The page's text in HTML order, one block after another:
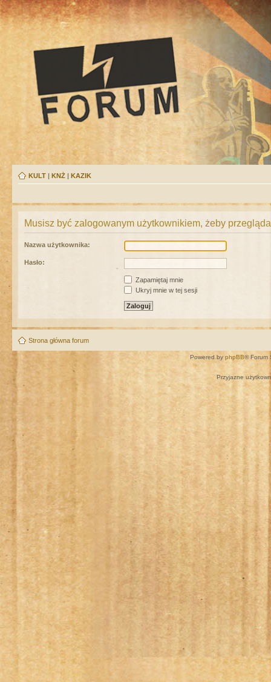
KULT | KNŻ | KAZIK
Musisz być zalogowanym użytkownikiem, żeby
Nazwa użytkownika:
Hasło:
Zapamiętaj mnie
Ukryj mnie w tej sesji
Strona główna forum
Powered by phpBB® Forum
Przyjazne